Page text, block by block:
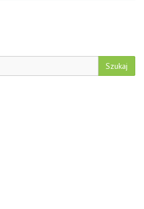
Szukaj